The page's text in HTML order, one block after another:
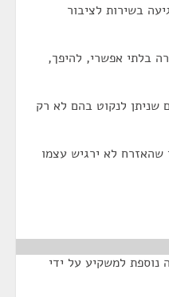
בשירות לציבור
בלתי אפשרי, להיפך,
שניתן לנקוט בהם לא רק
לא ירגיש עצמו
נוספת למשקיע על ידי